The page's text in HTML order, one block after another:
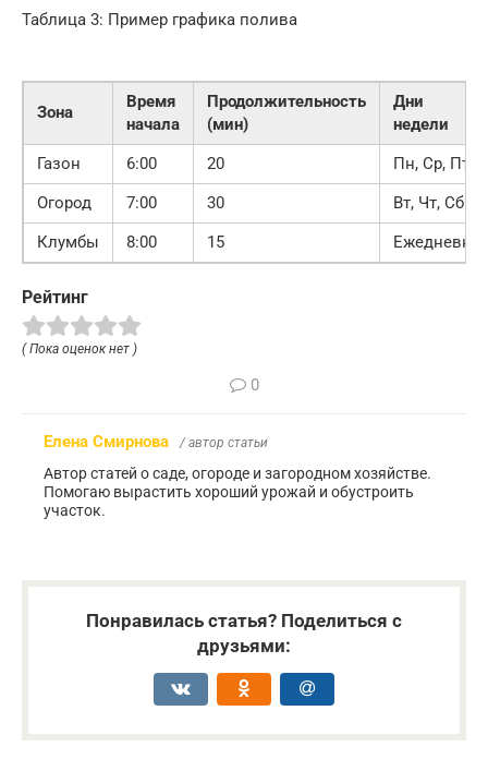
Таблица 3: Пример графика полива
Зона
Время
начала
Продолжительность
(мин)
Дни
недели
Газон
6:00 20
Пн, Ср, Пт
Огород
7:00 30
Вт, Чт, Сб
Клумбы
8:00 15 Ежедневно
Рейтинг
( Пока оценок нет )
0
Елена Смирнова / автор статьи
Автор статей о саде, огороде и загородном хозяйстве.
Помогаю вырастить хороший урожай и обустроить
участок.
Понравилась статья? Поделиться с
друзьями: